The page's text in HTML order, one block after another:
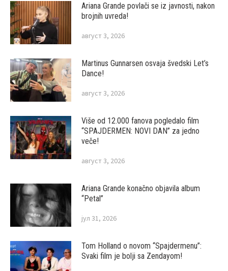
Ariana Grande povlači se iz javnosti, nakon
brojnih uvreda!
август 3, 2026
Martinus Gunnarsen osvaja švedski Let’s
Dance!
август 3, 2026
Više od 12.000 fanova pogledalo film
“SPAJDERMEN: NOVI DAN” za jedno
veče!
август 3, 2026
Ariana Grande konačno objavila album
“Petal”
јул 31, 2026
Tom Holland o novom “Spajdermenu”:
Svaki film je bolji sa Zendayom!